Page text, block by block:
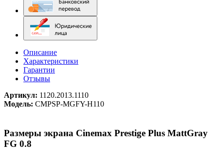
Описание
Характеристики
Гарантии
Отзывы
Артикул: 1120.2013.1110
Модель: CMPSP-MGFY-H110
Размеры экрана Cinemax Prestige Plus MattGray
FG 0.8